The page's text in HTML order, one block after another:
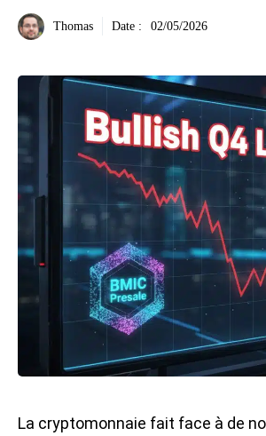
Thomas Date : 02/05/2026
La cryptomonnaie fait face à de